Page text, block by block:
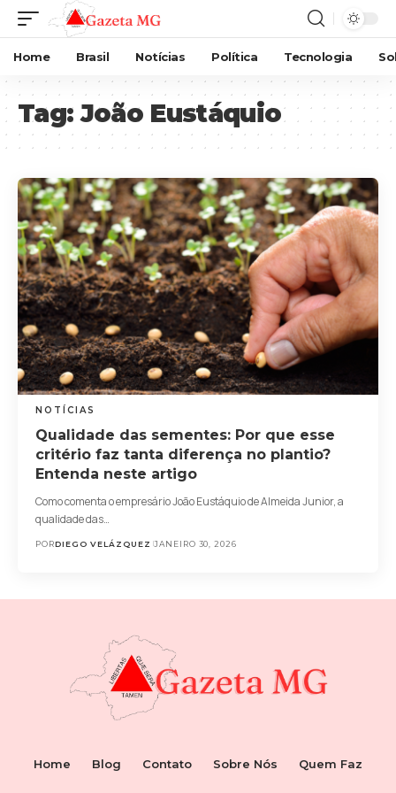
Home Brasil Notícias Política Tecnologia
Tag:João Eustáquio
NOTÍCIAS
Qualidade das sementes: Por que esse
critério faz tanta diferença no plantio?
Entenda neste artigo
Como comenta o empresário João Eustáquio de Almeida Junior, a
qualidade das…
PORDIEGO VELÁZQUEZ JANEIRO 30, 2026
Home Blog Contato Sobre Nós Quem Faz